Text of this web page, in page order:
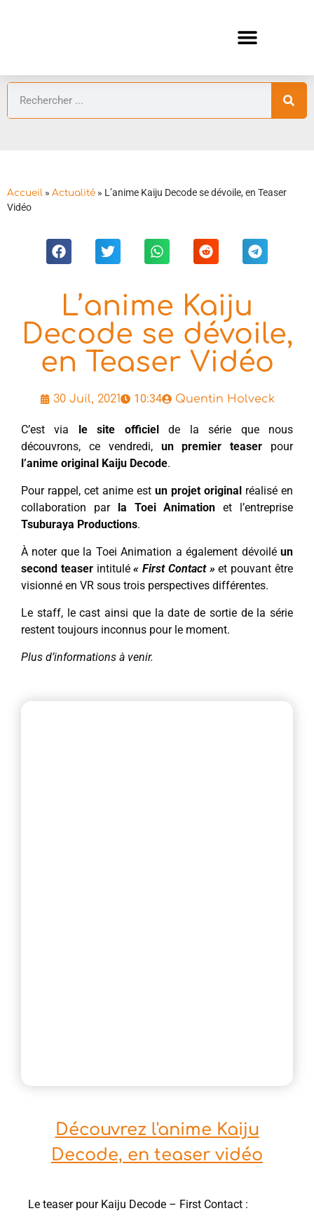
Accueil » Actualité » L’anime Kaiju Decode se dévoile, en Teaser
Vidéo
L’anime Kaiju
Decode se dévoile,
en Teaser Vidéo
30 Juil, 2021 10:34 Quentin Holveck
C’est via le site officielde la série que nous
découvrons, ce vendredi, un premier teaser pour
l’anime original Kaiju Decode.
Pour rappel, cet anime est un projet original réalisé en
collaboration par la Toei Animation et l’entreprise
Tsuburaya Productions.
À noter que la Toei Animation a également dévoilé un
second teaserintitulé« First Contact » et pouvant être
visionné en VR sous trois perspectives différentes.
Le staff, le cast ainsi que la date de sortie de la série
restent toujours inconnus pour le moment.
Plus d’informations à venir.
Découvrez l'anime Kaiju
Decode, en teaser vidéo
Le teaser pour Kaiju Decode – First Contact :